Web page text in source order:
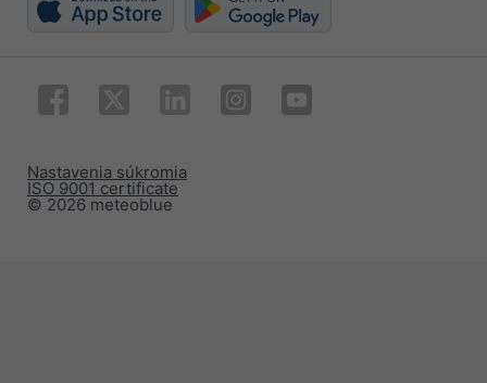
© 2026 meteoblue
ISO 9001 certificate
Nastavenia súkromia